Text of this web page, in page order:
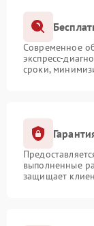
Современное
экспресс-
сроки,
выполненные
защищает